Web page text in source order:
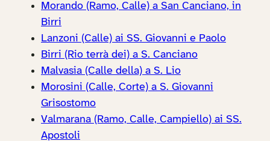
Morando (Ramo, Calle) a San Canciano, in
Birri
Lanzoni (Calle) ai SS. Giovanni e Paolo
Birri (Rio terrà dei) a S. Canciano
Malvasia (Calle della) a S. Lio
Morosini (Calle, Corte) a S. Giovanni
Grisostomo
Valmarana (Ramo, Calle, Campiello) ai SS.
Apostoli